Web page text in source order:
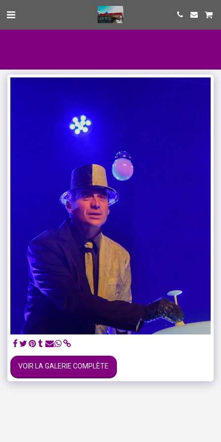
VOIR LA GALERIE COMPLÈTE